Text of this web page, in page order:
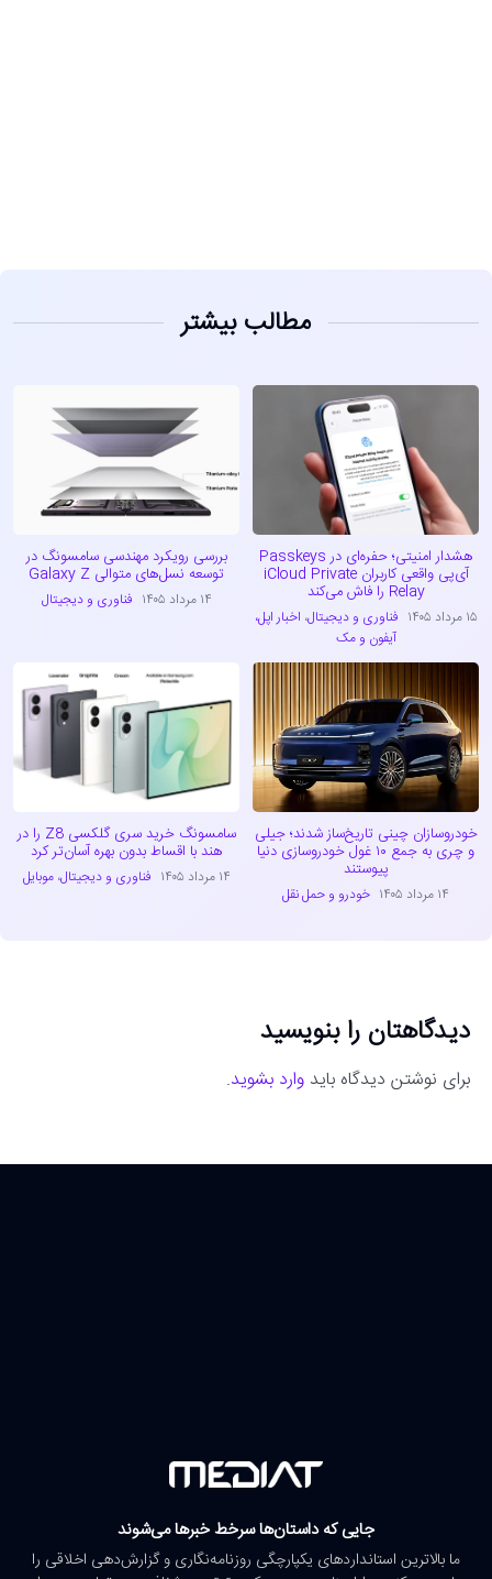
مطالب بیشتر
هشدار امنیتی؛ حفره‌ای در Passkeys
آی‌پی واقعی کاربران iCloud Private
Relay را فاش می‌کند
۱۵ مرداد ۱۴۰۵ فناوری و دیجیتال، اخبار اپل،
آیفون و مک
بررسی رویکرد مهندسی سامسونگ در
توسعه نسل‌های متوالی Galaxy Z
۱۴ مرداد ۱۴۰۵ فناوری و دیجیتال
خودروسازان چینی تاریخ‌ساز شدند؛ جیلی
و چری به جمع ۱۰ غول خودروسازی دنیا
پیوستند
۱۴ مرداد ۱۴۰۵ خودرو و حمل نقل
سامسونگ خرید سری گلکسی Z8 را در
هند با اقساط بدون بهره آسان‌تر کرد
۱۴ مرداد ۱۴۰۵ فناوری و دیجیتال،موبایل
دیدگاهتان را بنویسید
برای نوشتن دیدگاه باید وارد بشوید.
جایی که داستان‌ها سرخط خبرها می‌شوند
ما بالاترین استانداردهای یکپارچگی روزنامه‌نگاری و گزارش‌دهی اخلاقی را